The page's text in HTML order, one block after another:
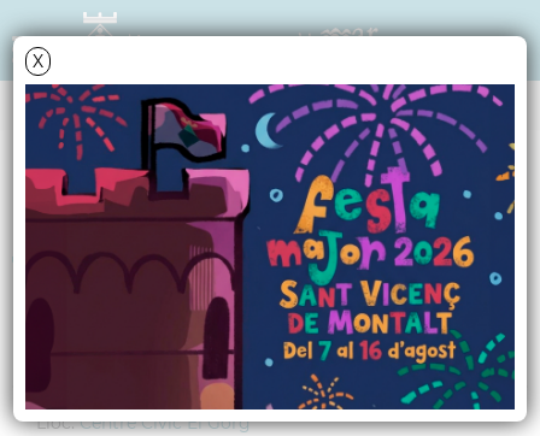
X
AGENDA
Dimarts19 juny 2012
Taller: "Grans lectors"
Impartit per Sílvia Sánchez
Lloc: Centre Cívic El Gorg